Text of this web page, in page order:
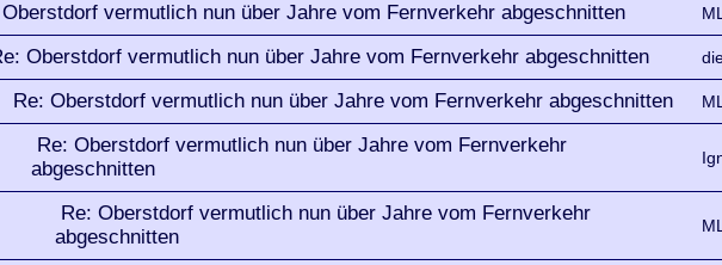
vermutlich nun über Jahre vom Fernverkehr abgeschnitten
Oberstdorf vermutlich nun über Jahre vom Fernverkehr abgeschnitten
Re: Oberstdorf vermutlich nun über Jahre vom Fernverkehr abgeschnitten
Re: Oberstdorf vermutlich nun über Jahre vom Fernverkehr
abgeschnitten
Re: Oberstdorf vermutlich nun über Jahre vom Fernverkehr
abgeschnitten